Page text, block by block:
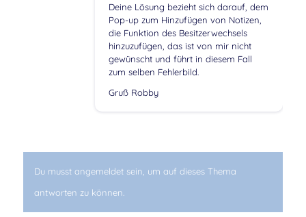
Deine Lösung bezieht sich darauf, dem
Pop-up zum Hinzufügen von Notizen,
die Funktion des Besitzerwechsels
hinzuzufügen, das ist von mir nicht
gewünscht und führt in diesem Fall
zum selben Fehlerbild.
Gruß Robby
Du musst angemeldet sein, um auf dieses Thema
antworten zu können.